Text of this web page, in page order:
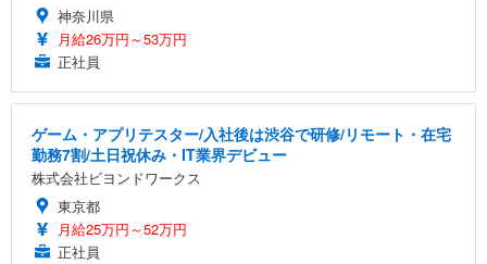
神奈川県
月給26万円～53万円
正社員
ゲーム・アプリテスター/入社後は渋谷で研修/リモート・在宅
勤務7割/土日祝休み・IT業界デビュー
株式会社ビヨンドワークス
東京都
月給25万円～52万円
正社員